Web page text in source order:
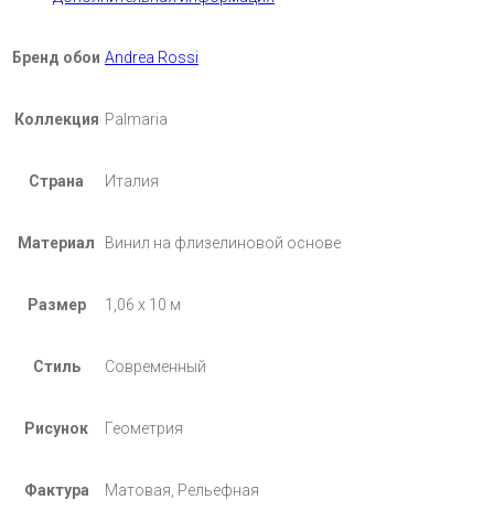
Бренд обои Andrea Rossi
Коллекция Palmaria
Страна Италия
Материал Винил на флизелиновой основе
Размер 1,06 х 10 м
Стиль Современный
Рисунок Геометрия
Фактура Матовая, Рельефная